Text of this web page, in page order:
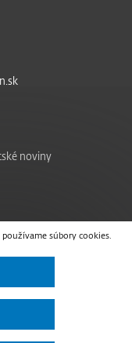
súbory cookies.
noviny